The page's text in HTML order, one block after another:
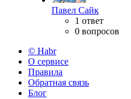
Павел Сайк
1 ответ
0 вопросов
© Habr
О сервисе
Правила
Обратная связь
Блог